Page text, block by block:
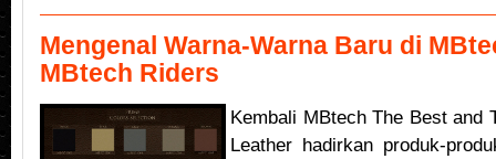
Mengenal Warna-Warna Baru di
MBtech Riders
Kembali MBtech The Best and
Leather hadirkan produk-